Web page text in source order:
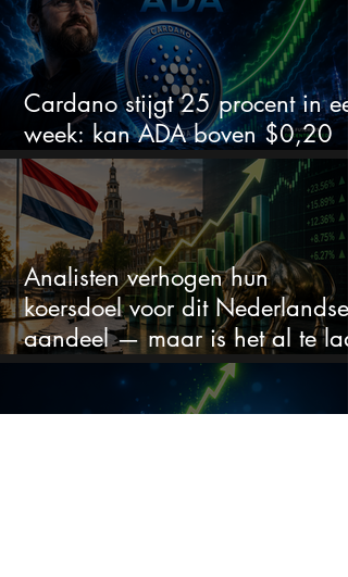
Cardano stijgt 25 procent in
week: kan ADA boven $0,20
blijven?
Analisten verhogen hun
koersdoel voor dit Nederlandse
aandeel — maar is het al te laat
om in te stappen?